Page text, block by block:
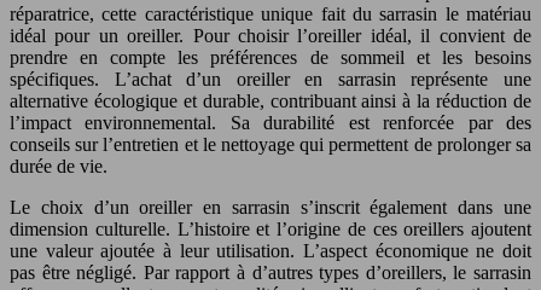
réparatrice, cette caractéristique unique fait du sarrasin le matériau
idéal pour un oreiller. Pour choisir l’oreiller idéal, il convient de
prendre en compte les préférences de sommeil et les besoins
spécifiques. L’achat d’un oreiller en sarrasin représente une
alternative écologique et durable, contribuant ainsi à la réduction de
l’impact environnemental. Sa durabilité est renforcée par des
conseils sur l’entretien et le nettoyage qui permettent de prolonger sa
durée de vie.
Le choix d’un oreiller en sarrasin s’inscrit également dans une
dimension culturelle. L’histoire et l’origine de ces oreillers ajoutent
une valeur ajoutée à leur utilisation. L’aspect économique ne doit
pas être négligé. Par rapport à d’autres types d’oreillers, le sarrasin